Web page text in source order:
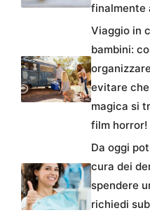
finalmente
Viaggio in
bambini:
evitare che
magica si
film horror!
Da oggi
cura dei
spendere
richiedi